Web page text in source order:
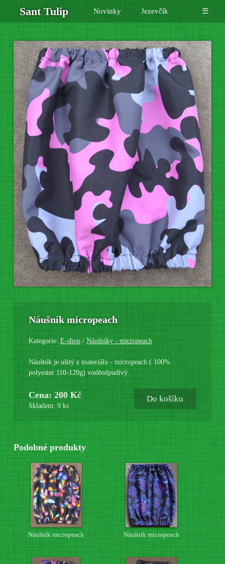
Sant Tulip Novinky Jezevčík ☰
Náušník micropeach
Kategorie: E-shop/ Náušníky - micropeach
Náušník je ušitý z materiálu - micropeach ( 100%
polyester 110-120g) voděodpudivý.
Cena: 200 Kč
Skladem: 9 ks
Do košíku
Podobné produkty
Náušník micropeach Náušník micropeach